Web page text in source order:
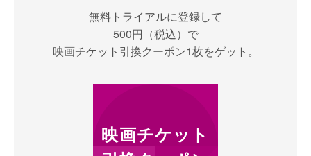
無料トライアルに登録して
500円（税込）で
映画チケット引換クーポン1枚をゲット。
映画チケット